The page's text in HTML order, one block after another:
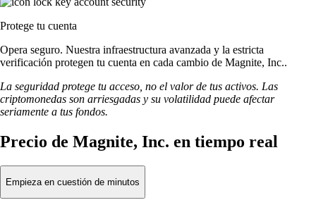
Protege tu cuenta
Opera seguro. Nuestra infraestructura avanzada y la estricta
verificación protegen tu cuenta en cada cambio de Magnite, Inc..
La seguridad protege tu acceso, no el valor de tus activos. Las
criptomonedas son arriesgadas y su volatilidad puede afectar
seriamente a tus fondos.
Precio de Magnite, Inc. en tiempo real
Empieza en cuestión de minutos